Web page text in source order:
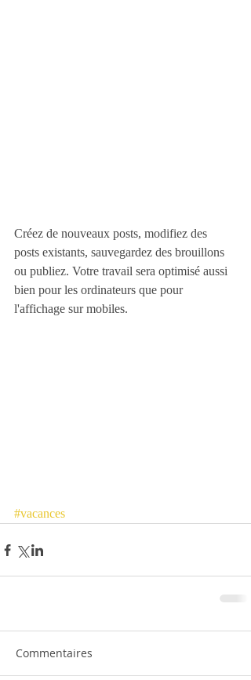
Créez de nouveaux posts, modifiez des
posts existants, sauvegardez des brouillons
ou publiez. Votre travail sera optimisé aussi
bien pour les ordinateurs que pour
l'affichage sur mobiles.
#vacances
Commentaires